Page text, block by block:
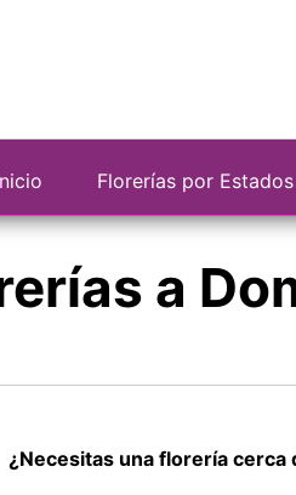
Florerías por Estados
a
¿Necesitas una florería cerca